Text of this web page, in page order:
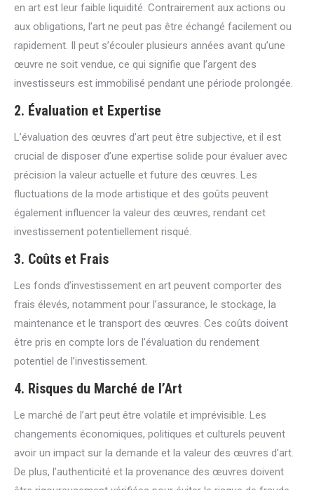
en art est leur faible liquidité. Contrairement aux actions ou
aux obligations, l’art ne peut pas être échangé facilement ou
rapidement. Il peut s’écouler plusieurs années avant qu’une
œuvre ne soit vendue, ce qui signifie que l’argent des
investisseurs est immobilisé pendant une période prolongée.
2. Évaluation et Expertise
L’évaluation des œuvres d’art peut être subjective, et il est
crucial de disposer d’une expertise solide pour évaluer avec
précision la valeur actuelle et future des œuvres. Les
fluctuations de la mode artistique et des goûts peuvent
également influencer la valeur des œuvres, rendant cet
investissement potentiellement risqué.
3. Coûts et Frais
Les fonds d’investissement en art peuvent comporter des
frais élevés, notamment pour l’assurance, le stockage, la
maintenance et le transport des œuvres. Ces coûts doivent
être pris en compte lors de l’évaluation du rendement
potentiel de l’investissement.
4. Risques du Marché de l’Art
Le marché de l’art peut être volatile et imprévisible. Les
changements économiques, politiques et culturels peuvent
avoir un impact sur la demande et la valeur des œuvres d’art.
De plus, l’authenticité et la provenance des œuvres doivent